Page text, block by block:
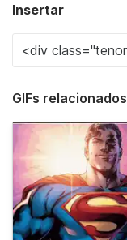
Insertar
GIFs relacionados